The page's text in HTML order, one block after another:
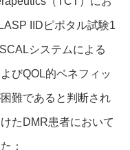
IIDピボタル試験1
システムによる
びQOL的ベネフィッ
難であると判断され
たDMR患者において
：